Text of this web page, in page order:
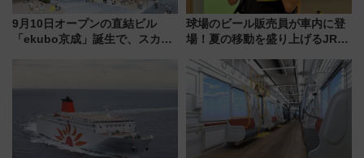
9月10日オープンの直結ビル
「ekubo京成」誕生で、スカイ
球場のビール販売員が車内に登
場！夏の移動を盛り上げるJR九
月7日限定 ソフトバンクホーク
スとコラボ